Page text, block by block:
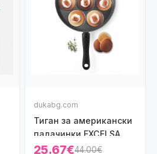
dukabg.com
Тиган за американски
палачинки ЕXCELSA
DISCO COOK 28 см.
25.67€44.00€